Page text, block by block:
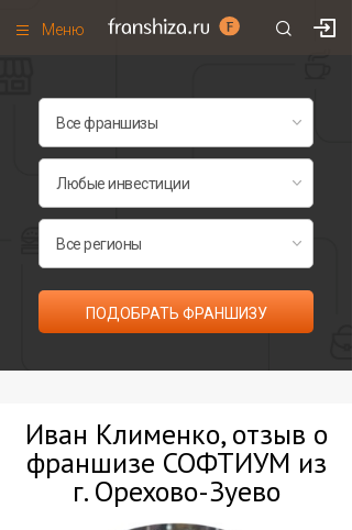
Меню
Франшизы по категориям
ПОДОБРАТЬ ФРАНШИЗУ
Иван Клименко, отзыв о
франшизе СОФТИУМ из
г. Орехово-Зуево